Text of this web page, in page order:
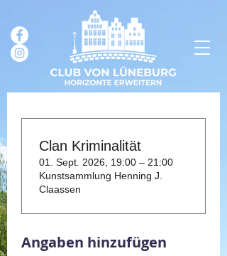
Angaben hinzufügen
Clan Kriminalität
01. Sept. 2026, 19:00 – 21:00
Kunstsammlung Henning J.
Claassen